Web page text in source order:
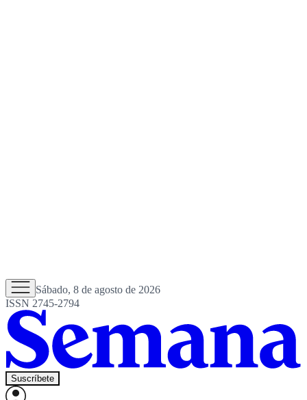
Sábado, 8 de agosto de 2026
ISSN 2745-2794
Suscríbete